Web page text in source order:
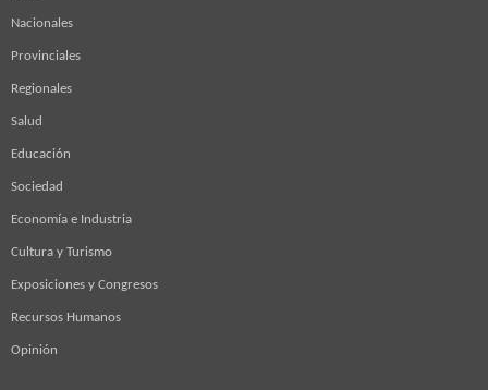
Nacionales
Provinciales
Regionales
Salud
Educación
Sociedad
Economía e Industria
Cultura y Turismo
Exposiciones y Congresos
Recursos Humanos
Opinión